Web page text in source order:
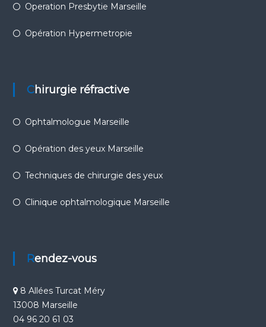
Operation Presbytie Marseille
Opération Hypermetropie
Chirurgie réfractive
Ophtalmologue Marseille
Opération des yeux Marseille
Techniques de chirurgie des yeux
Clinique ophtalmologique Marseille
Rendez-vous
8 Allées Turcat Méry
13008 Marseille
04 96 20 61 03